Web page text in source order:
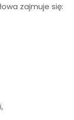
zajmuje się: